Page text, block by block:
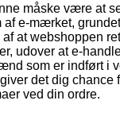
måske være at
af e-mærket,
at webshoppen
udover at e-
som er indført i
det dig chance
ved din ordre.